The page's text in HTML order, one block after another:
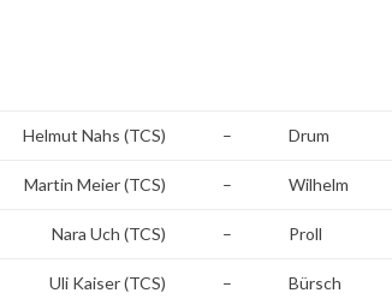
Helmut Nahs (TCS) – Drum
Martin Meier (TCS) – Wilhelm
Nara Uch (TCS) – Proll
Uli Kaiser (TCS) – Bürsch